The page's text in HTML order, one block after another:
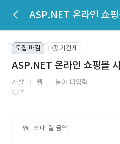
모집 마감 🕒 기간제
ASP.NET 온라인 쇼핑몰
개발 웹 분야 미입력
7
최대 월 금액